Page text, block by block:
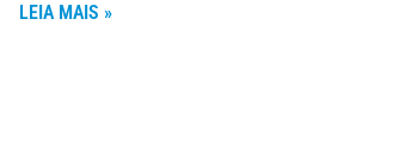
LEIA MAIS »